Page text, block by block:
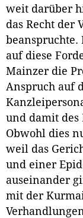
weit darüber
das Recht der
beanspruchte.
auf diese
Mainzer die
Anspruch auf
und damit des
Obwohl dies
weil das
und einer
auseinander
mit der